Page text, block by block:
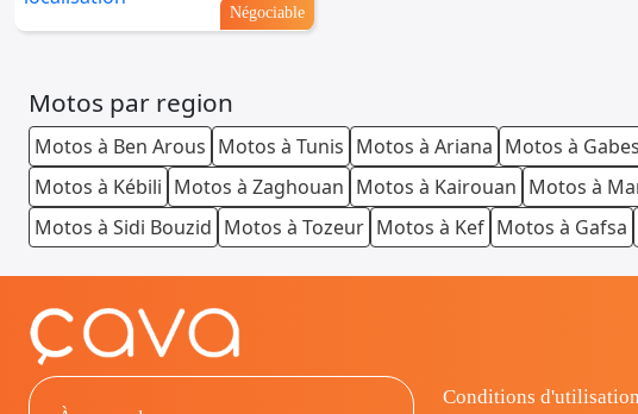
Négociable
Motos par region
Motos à Ben Arous Motos à Tunis Motos à Ariana Motos à Gabes
Motos à Kébili Motos à Zaghouan Motos à Kairouan Motos à
Motos à Sidi Bouzid Motos à Tozeur Motos à Kef Motos à Gafsa
Conditions